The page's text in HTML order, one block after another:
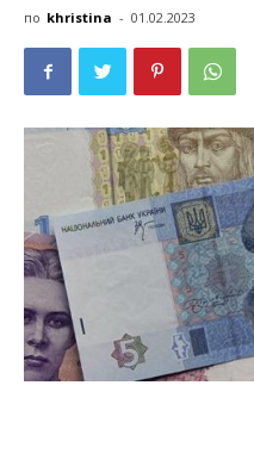
по khristina - 01.02.2023